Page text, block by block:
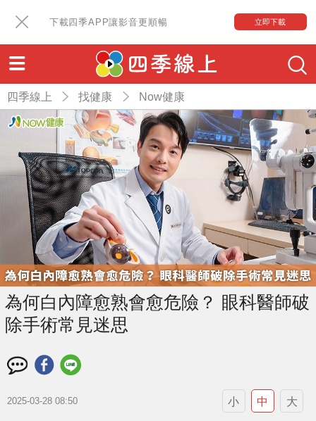
下載四季APP讓影音更順暢 立即下載
四季線上 找健康 Now健康
為何白內障愈熟會愈危險？ 眼科醫師破
除手術常見迷思
2025-03-28 08:50 小 中 大